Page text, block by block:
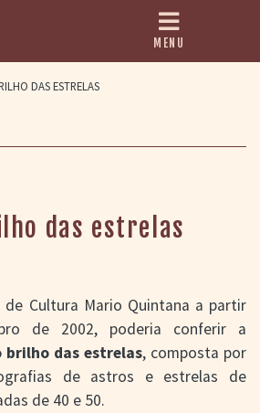
DOS
MENU
DAS ESTRELAS
das estrelas
de Cultura Mario Quintana a partir
de 2002, poderia conferir a
brilho das estrelas, composta por
de astros e estrelas de
de 40 e 50.